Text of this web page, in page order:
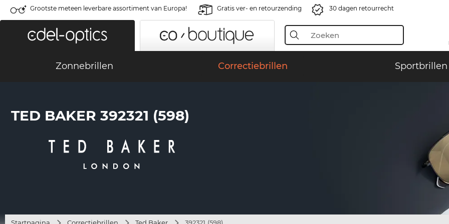
Grootste meteen leverbare assortiment van Europa! Gratis ver- en retourzending 30 dagen retourrecht
Zonnebrillen Correctiebrillen Sportbrillen
TED BAKER 392321 (598)